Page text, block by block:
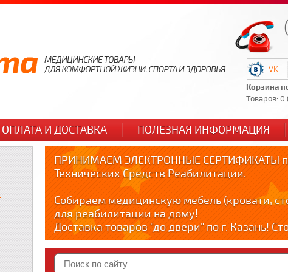
VK
Корзина
Товаров: 0
ОПЛАТА И ДОСТАВКА ПОЛЕЗНАЯ ИНФОРМАЦИЯ
ПРИНИМАЕМ ЭЛЕКТРОННЫЕ СЕРТИФИКАТЫ
Технических Средств Реабилитации.
Собираем медицинскую мебель (кровати,
для реабилитации на дому!
Доставка товаров "до двери" по г. Казань!
по тел. +79178595365
Краткие видео обзоры медицинских
YOUTUBE: youtube.com/@zabota16 ;